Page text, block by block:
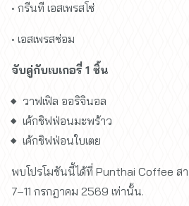
• กรีนที เอสเพรสโซ่
• เอสเพรสซ่อม
จับคู่กับเบเกอรี่ 1 ชิ้น
วาฟเฟิล ออริจินอล
เค้กชิฟฟ่อนมะพร้าว
เค้กชิฟฟ่อนใบเตย
พบโปรโมชันนี้ได้ที่ Punthai Coffee ส
7–11 กรกฎาคม 2569 เท่านั้น.